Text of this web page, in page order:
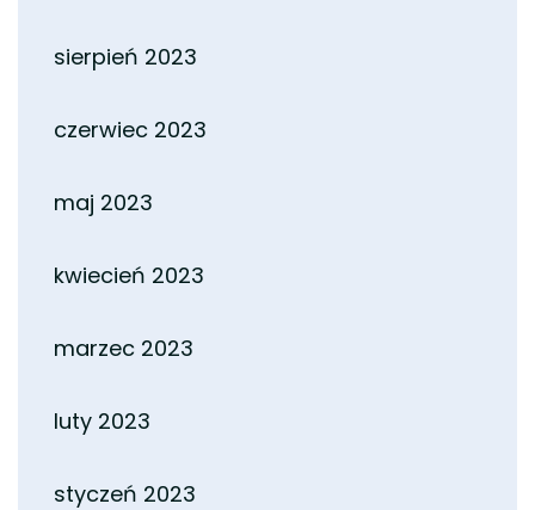
sierpień 2023
czerwiec 2023
maj 2023
kwiecień 2023
marzec 2023
luty 2023
styczeń 2023